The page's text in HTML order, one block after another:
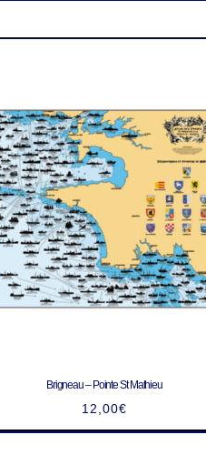
Brigneau – Pointe St Mathieu
12,00€